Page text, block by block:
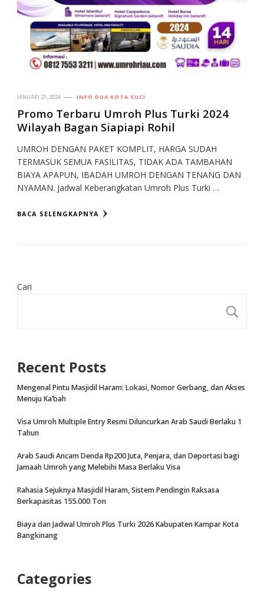
JANUARI 21, 2024 INFO DUA KOTA SUCI
Promo Terbaru Umroh Plus Turki 2024
Wilayah Bagan Siapiapi Rohil
UMROH DENGAN PAKET KOMPLIT, HARGA SUDAH
TERMASUK SEMUA FASILITAS, TIDAK ADA TAMBAHAN
BIAYA APAPUN, IBADAH UMROH DENGAN TENANG DAN
NYAMAN. Jadwal Keberangkatan Umroh Plus Turki …
BACA SELENGKAPNYA
Cari
Recent Posts
Mengenal Pintu Masjidil Haram: Lokasi, Nomor Gerbang, dan Akses
Menuju Ka’bah
Visa Umroh Multiple Entry Resmi Diluncurkan Arab Saudi Berlaku 1
Tahun
Arab Saudi Ancam Denda Rp200 Juta, Penjara, dan Deportasi bagi
Jamaah Umroh yang Melebihi Masa Berlaku Visa
Rahasia Sejuknya Masjidil Haram, Sistem Pendingin Raksasa
Berkapasitas 155.000 Ton
Biaya dan Jadwal Umroh Plus Turki 2026 Kabupaten Kampar Kota
Bangkinang
Categories